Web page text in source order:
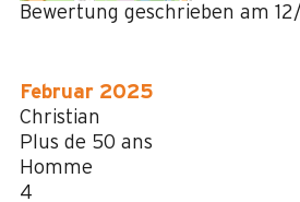
Bewertung geschrieben am
Februar 2025
Christian
Plus de 50 ans
Homme
4